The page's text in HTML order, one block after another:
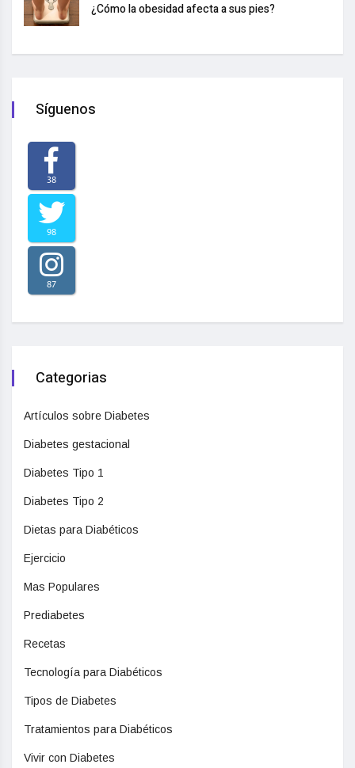
¿Cómo la obesidad afecta a sus pies?
Síguenos
38
98
87
Categorias
Artículos sobre Diabetes
Diabetes gestacional
Diabetes Tipo 1
Diabetes Tipo 2
Dietas para Diabéticos
Ejercicio
Mas Populares
Prediabetes
Recetas
Tecnología para Diabéticos
Tipos de Diabetes
Tratamientos para Diabéticos
Vivir con Diabetes